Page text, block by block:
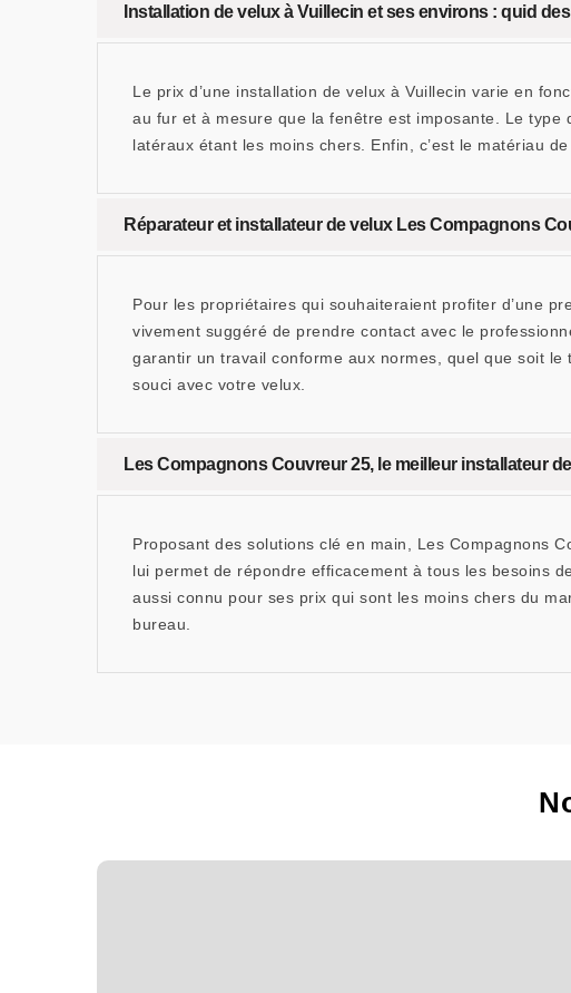
Installation de velux à Vuillecin et ses environs : quid
Le prix d’une installation de velux à Vuillecin varie en
au fur et à mesure que la fenêtre est imposante. Le
latéraux étant les moins chers. Enfin, c’est le matériau
Réparateur et installateur de velux Les Compagnons
Pour les propriétaires qui souhaiteraient profiter d’une
vivement suggéré de prendre contact avec le
garantir un travail conforme aux normes, quel que soit
souci avec votre velux.
Les Compagnons Couvreur 25, le meilleur installateur
Proposant des solutions clé en main, Les Compagnons
lui permet de répondre efficacement à tous les besoins
aussi connu pour ses prix qui sont les moins chers du
bureau.